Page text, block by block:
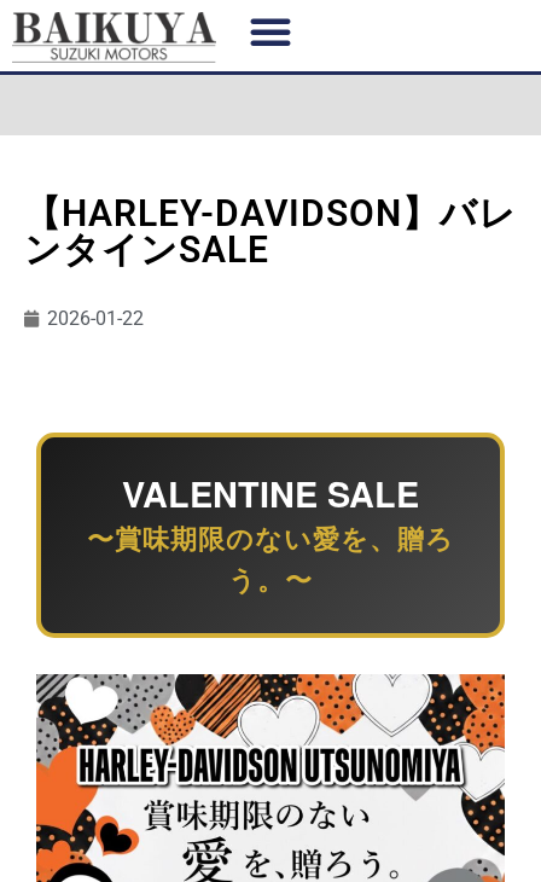
【HARLEY-DAVIDSON】バレ
ンタインSALE
2026-01-22
VALENTINE SALE
〜賞味期限のない愛を、贈ろ
う。〜